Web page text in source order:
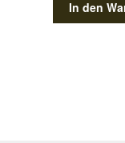
In den